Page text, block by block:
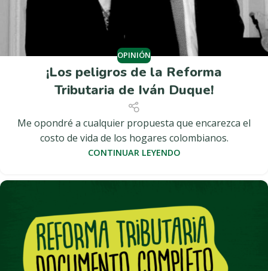
OPINIÓN
¡Los peligros de la Reforma
Tributaria de Iván Duque!
Me opondré a cualquier propuesta que encarezca el
costo de vida de los hogares colombianos.
CONTINUAR LEYENDO